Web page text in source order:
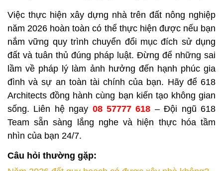
Việc thực hiện xây dựng nhà trên đất nông nghiệp
năm 2026 hoàn toàn có thể thực hiện được nếu bạn
nắm vững quy trình chuyển đổi mục đích sử dụng
đất và tuân thủ đúng pháp luật. Đừng để những sai
lầm về pháp lý làm ảnh hưởng đến hạnh phúc gia
đình và sự an toàn tài chính của bạn. Hãy để 618
Architects đồng hành cùng bạn kiến tạo không gian
sống. Liên hệ ngay 08 57777 618 – Đội ngũ 618
Team sẵn sàng lắng nghe và hiện thực hóa tầm
nhìn của bạn 24/7.
Câu hỏi thường gặp: